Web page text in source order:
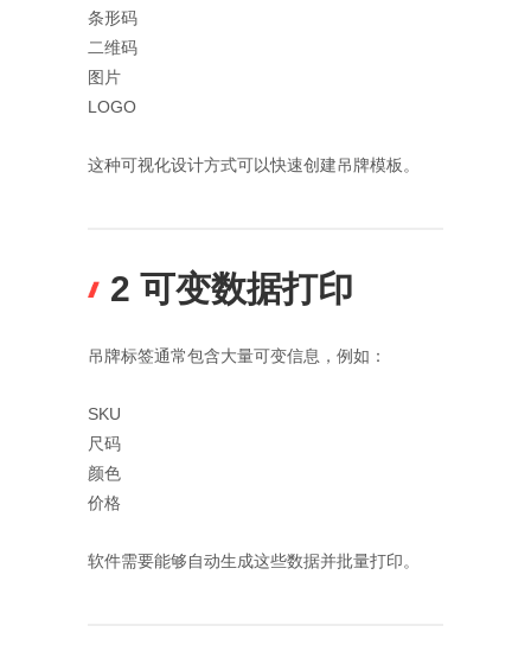
条形码
二维码
图片
LOGO
这种可视化设计方式可以快速创建吊牌模板。
2 可变数据打印
吊牌标签通常包含大量可变信息，例如：
SKU
尺码
颜色
价格
软件需要能够自动生成这些数据并批量打印。